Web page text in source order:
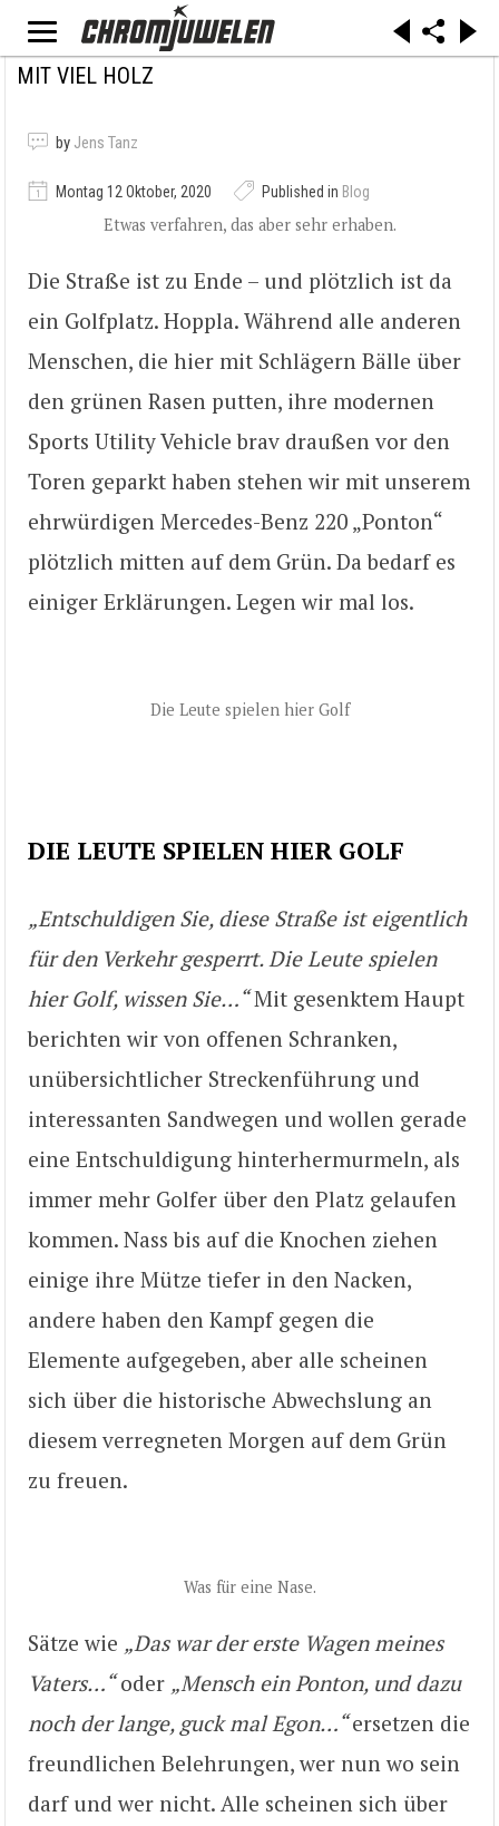
MIT VIEL HOLZ
by Jens Tanz
Montag 12 Oktober, 2020 Published in Blog
Etwas verfahren, das aber sehr erhaben.
Die Straße ist zu Ende – und plötzlich ist da
ein Golfplatz. Hoppla. Während alle anderen
Menschen, die hier mit Schlägern Bälle über
den grünen Rasen putten, ihre modernen
Sports Utility Vehicle brav draußen vor den
Toren geparkt haben stehen wir mit unserem
ehrwürdigen Mercedes-Benz 220 „Ponton“
plötzlich mitten auf dem Grün. Da bedarf es
einiger Erklärungen. Legen wir mal los.
Die Leute spielen hier Golf
DIE LEUTE SPIELEN HIER GOLF
„Entschuldigen Sie, diese Straße ist eigentlich
für den Verkehr gesperrt. Die Leute spielen
hier Golf, wissen Sie…“Mit gesenktem Haupt
berichten wir von offenen Schranken,
unübersichtlicher Streckenführung und
interessanten Sandwegen und wollen gerade
eine Entschuldigung hinterhermurmeln, als
immer mehr Golfer über den Platz gelaufen
kommen. Nass bis auf die Knochen ziehen
einige ihre Mütze tiefer in den Nacken,
andere haben den Kampf gegen die
Elemente aufgegeben, aber alle scheinen
sich über die historische Abwechslung an
diesem verregneten Morgen auf dem Grün
zu freuen.
Was für eine Nase.
Sätze wie „Das war der erste Wagen meines
Vaters…“oder „Mensch ein Ponton, und dazu
noch der lange, guck mal Egon…“ersetzen die
freundlichen Belehrungen, wer nun wo sein
darf und wer nicht. Alle scheinen sich über